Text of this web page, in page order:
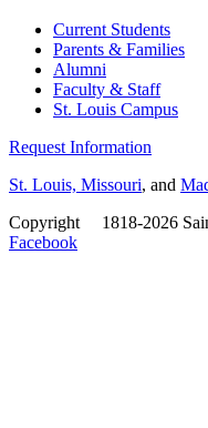
Current Students
Parents & Families
Alumni
Faculty & Staff
St. Louis Campus
Request Information
St. Louis, Missouri, and
Copyright
1818-2026
Facebook